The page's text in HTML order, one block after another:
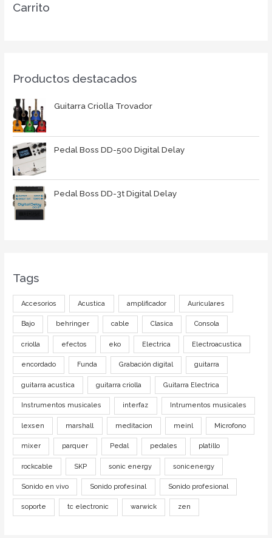
Carrito
Productos destacados
Guitarra Criolla Trovador
Pedal Boss DD-500 Digital Delay
Pedal Boss DD-3t Digital Delay
Tags
Accesorios Acustica amplificador Auriculares
Bajo behringer cable Clasica Consola
criolla efectos eko Electrica Electroacustica
encordado Funda Grabación digital guitarra
guitarra acustica guitarra criolla Guitarra Electrica
Instrumentos musicales interfaz Intrumentos musicales
lexsen marshall meditacion meinl Microfono
mixer parquer Pedal pedales platillo
rockcable SKP sonic energy sonicenergy
Sonido en vivo Sonido profesinal Sonido profesional
soporte tc electronic warwick zen